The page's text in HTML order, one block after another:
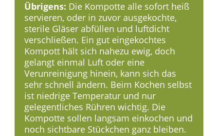
Übrigens: Die Kompotte alle sofort heiß
servieren, oder in zuvor ausgekochte,
sterile Gläser abfüllen und luftdicht
verschließen. Ein gut eingekochtes
Kompott hält sich nahezu ewig, doch
gelangt einmal Luft oder eine
Verunreinigung hinein, kann sich das
sehr schnell ändern. Beim Kochen selbst
ist niedrige Temperatur und nur
gelegentliches Rühren wichtig. Die
Kompotte sollen langsam einkochen und
noch sichtbare Stückchen ganz bleiben.